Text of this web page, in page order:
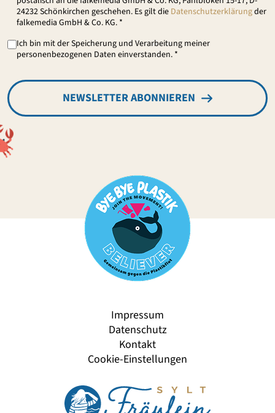
24232 Schönkirchen geschehen. Es gilt die Datenschutzerklärungder
falkemedia GmbH & Co. KG. *
Ich bin mit der Speicherung und Verarbeitung meiner
personenbezogenen Daten einverstanden. *
NEWSLETTER ABONNIEREN
Impressum
Datenschutz
Kontakt
Cookie-Einstellungen